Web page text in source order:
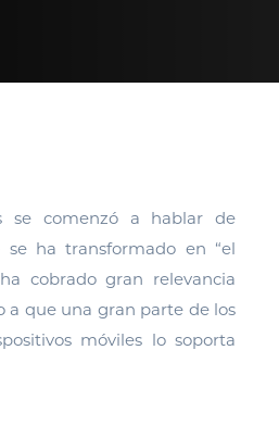
se comenzó a hablar de
se ha transformado en “el
cobrado gran relevancia
que una gran parte de los
móviles lo soporta